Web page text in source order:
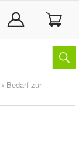
› Bedarf zur